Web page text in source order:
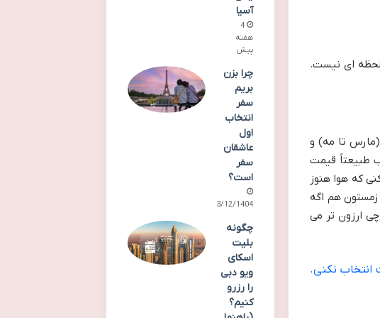
لحظه ای نیست.
(مارس تا مه) و
طبیعتاً قیمت
که هوا هنوز
زمستون هم اگه
ارزون تر می
انتخاب نکنی.
آسیا
4
هفته
پیش
چرا بزن
بریم
سفر
انتخاب
اول
عاشقان
سفر
است؟
03/12/1404
چگونه
بلیت
اسکای
ویو دبی
را رزرو
کنیم؟